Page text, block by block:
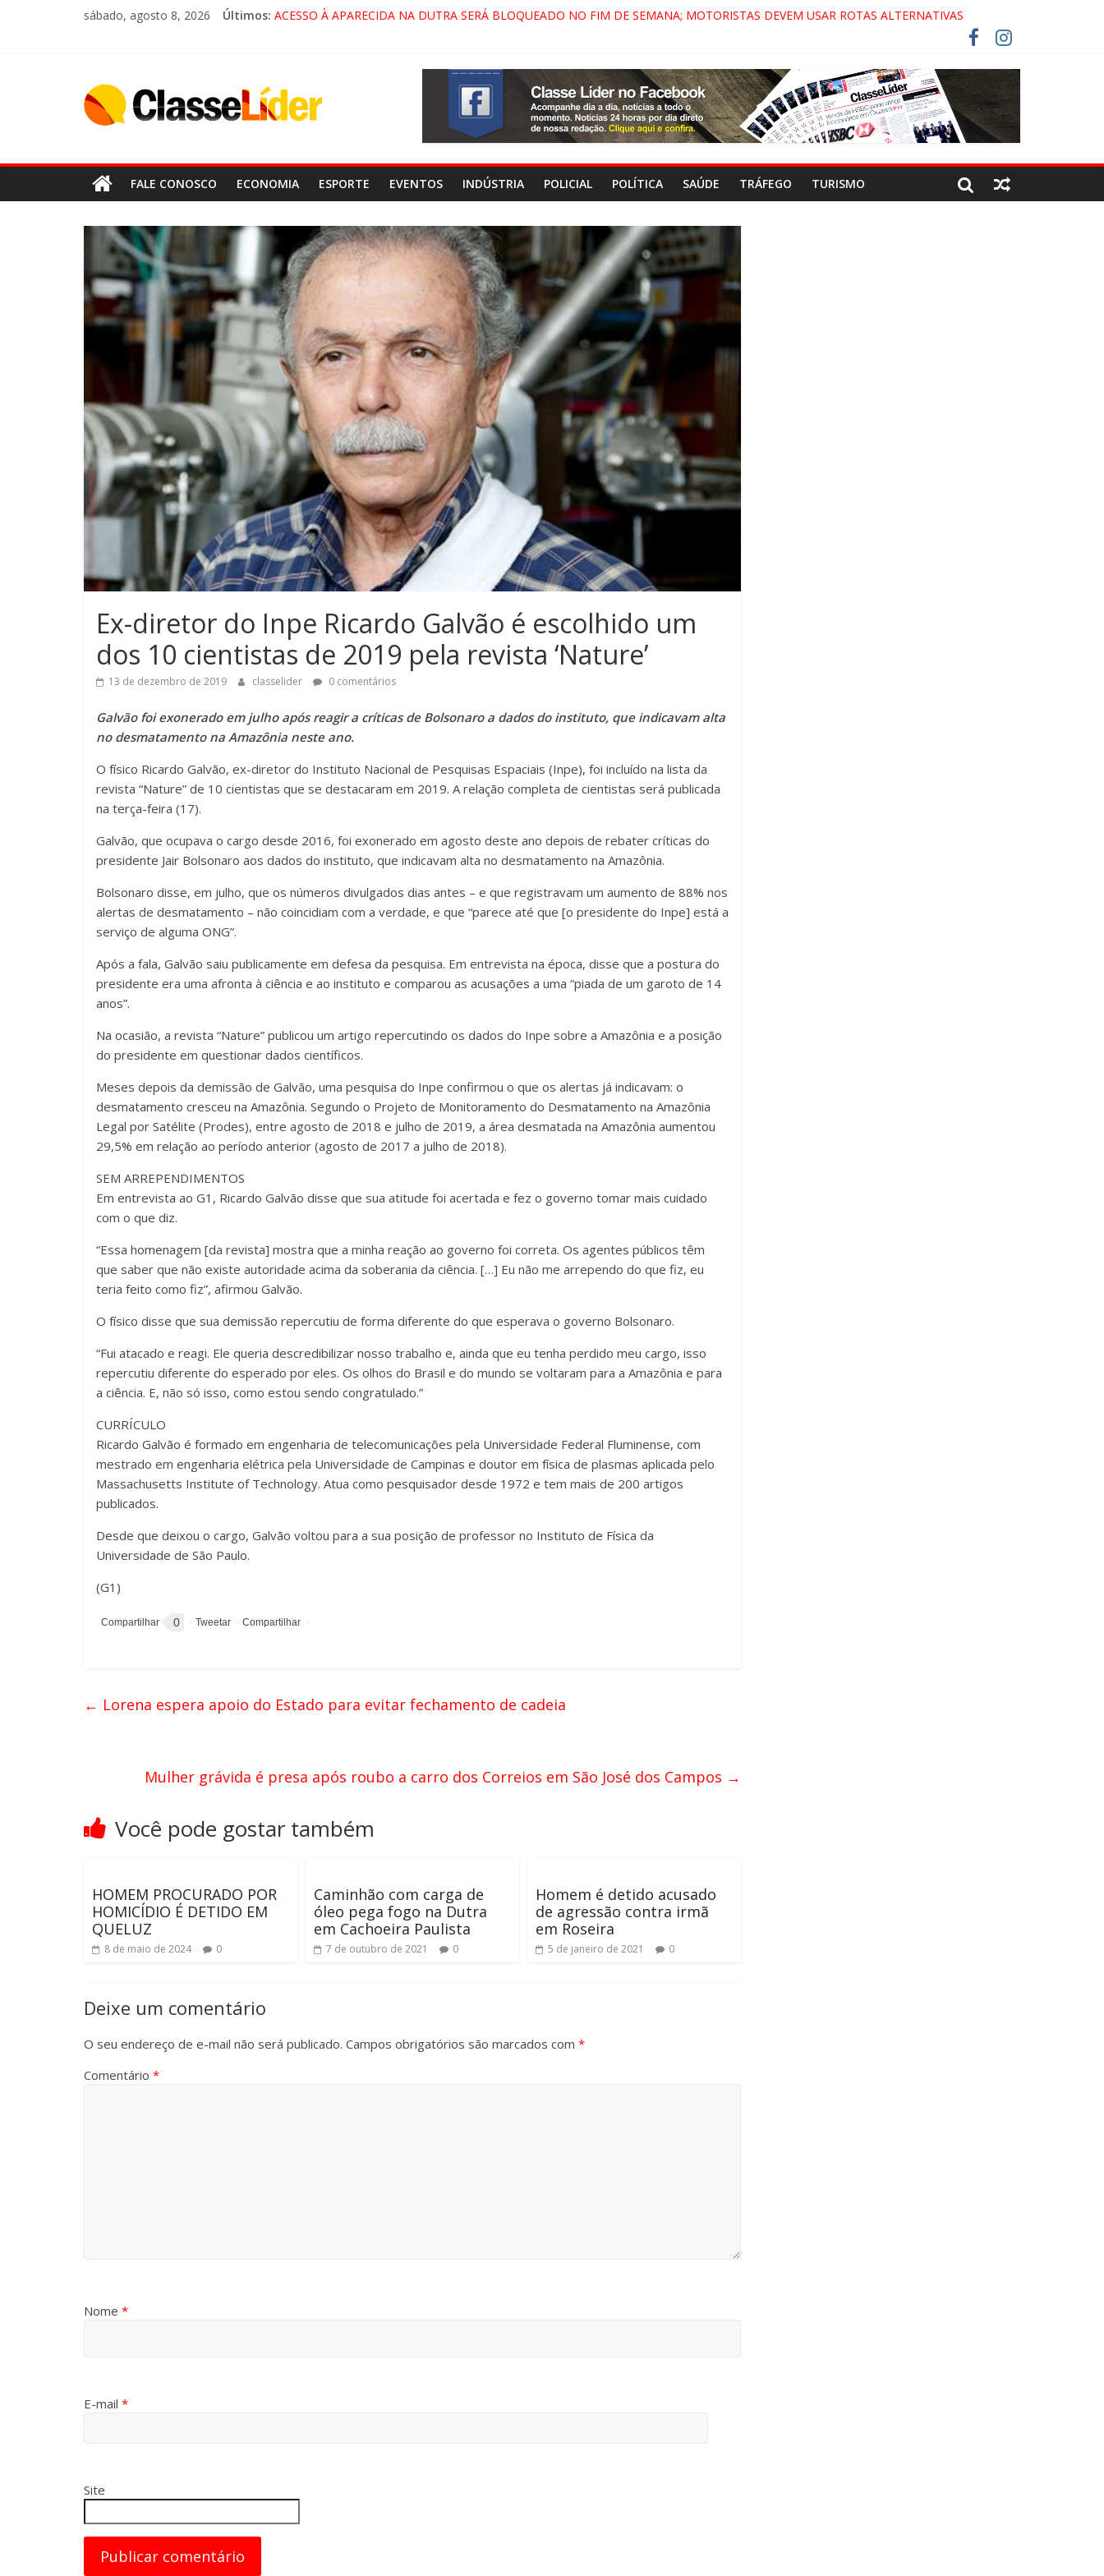
sábado, agosto 8, 2026 Últimos: ACESSO À APARECIDA NA DUTRA SERÁ BLOQUEADO NO FIM DE SEMANA; MOTORISTAS DEVEM USAR ROTAS ALTERNATIVAS
“HÁ PRESENÇA DO COMANDO VERMELHO NO VALE”, AFIRMA PROMOTOR DO GAECO
FALE CONOSCO ECONOMIA ESPORTE EVENTOS INDÚSTRIA POLICIAL POLÍTICA SAÚDE TRÁFEGO TURISMO
Ex-diretor do Inpe Ricardo Galvão é escolhido um
dos 10 cientistas de 2019 pela revista ‘Nature’
13 de dezembro de 2019 classelider 0 comentários
Galvão foi exonerado em julho após reagir a críticas de Bolsonaro a dados do instituto, que indicavam alta
no desmatamento na Amazônia neste ano.
O físico Ricardo Galvão, ex-diretor do Instituto Nacional de Pesquisas Espaciais (Inpe), foi incluído na lista da
revista “Nature” de 10 cientistas que se destacaram em 2019. A relação completa de cientistas será publicada
na terça-feira (17).
Galvão, que ocupava o cargo desde 2016, foi exonerado em agosto deste ano depois de rebater críticas do
presidente Jair Bolsonaro aos dados do instituto, que indicavam alta no desmatamento na Amazônia.
Bolsonaro disse, em julho, que os números divulgados dias antes – e que registravam um aumento de 88% nos
alertas de desmatamento – não coincidiam com a verdade, e que “parece até que [o presidente do Inpe] está a
serviço de alguma ONG”.
Após a fala, Galvão saiu publicamente em defesa da pesquisa. Em entrevista na época, disse que a postura do
presidente era uma afronta à ciência e ao instituto e comparou as acusações a uma “piada de um garoto de 14
anos”.
Na ocasião, a revista “Nature” publicou um artigo repercutindo os dados do Inpe sobre a Amazônia e a posição
do presidente em questionar dados científicos.
Meses depois da demissão de Galvão, uma pesquisa do Inpe confirmou o que os alertas já indicavam: o
desmatamento cresceu na Amazônia. Segundo o Projeto de Monitoramento do Desmatamento na Amazônia
Legal por Satélite (Prodes), entre agosto de 2018 e julho de 2019, a área desmatada na Amazônia aumentou
29,5% em relação ao período anterior (agosto de 2017 a julho de 2018).
SEM ARREPENDIMENTOS
Em entrevista ao G1, Ricardo Galvão disse que sua atitude foi acertada e fez o governo tomar mais cuidado
com o que diz.
“Essa homenagem [da revista] mostra que a minha reação ao governo foi correta. Os agentes públicos têm
que saber que não existe autoridade acima da soberania da ciência. […] Eu não me arrependo do que fiz, eu
teria feito como fiz”, afirmou Galvão.
O físico disse que sua demissão repercutiu de forma diferente do que esperava o governo Bolsonaro.
“Fui atacado e reagi. Ele queria descredibilizar nosso trabalho e, ainda que eu tenha perdido meu cargo, isso
repercutiu diferente do esperado por eles. Os olhos do Brasil e do mundo se voltaram para a Amazônia e para
a ciência. E, não só isso, como estou sendo congratulado.”
CURRÍCULO
Ricardo Galvão é formado em engenharia de telecomunicações pela Universidade Federal Fluminense, com
mestrado em engenharia elétrica pela Universidade de Campinas e doutor em física de plasmas aplicada pelo
Massachusetts Institute of Technology. Atua como pesquisador desde 1972 e tem mais de 200 artigos
publicados.
Desde que deixou o cargo, Galvão voltou para a sua posição de professor no Instituto de Física da
Universidade de São Paulo.
(G1)
0
← Lorena espera apoio do Estado para evitar fechamento de cadeia
Mulher grávida é presa após roubo a carro dos Correios em São José dos Campos →
Você pode gostar também
HOMEM PROCURADO POR
HOMICÍDIO É DETIDO EM
QUELUZ
8 de maio de 2024 0
Caminhão com carga de
óleo pega fogo na Dutra
em Cachoeira Paulista
7 de outubro de 2021 0
Homem é detido acusado
de agressão contra irmã
em Roseira
5 de janeiro de 2021 0
Deixe um comentário
O seu endereço de e-mail não será publicado. Campos obrigatórios são marcados com *
Comentário *
Nome *
E-mail *
Site